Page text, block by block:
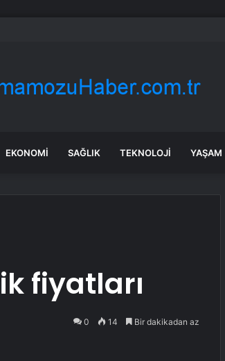
hastalık görüldü: Uzmanlar ‘tüketmeyin’ çağrısı yaptı
EKONOMI SAĞLIK TEKNOLOJI YAŞAM
fiyatları
0 14 Bir dakikadan az